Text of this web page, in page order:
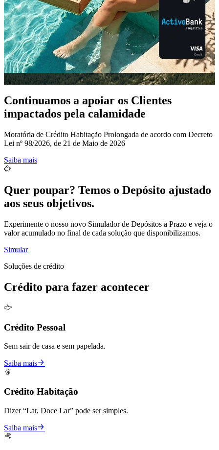
Continuamos a apoiar os Clientes
impactados pela calamidade
Moratória de Crédito Habitação Prolongada de acordo com Decreto
Lei nº 98/2026, de 21 de Maio de 2026
Saiba mais
Quer poupar? Temos o Depósito ajustado
aos seus objetivos.
Experimente o nosso novo Simulador de Depósitos a Prazo e veja o
valor acumulado no final de cada solução que disponibilizamos.
Simular
Soluções de crédito
Crédito para fazer acontecer
Crédito Pessoal
Sem sair de casa e sem papelada.
Saiba mais
Crédito Habitação
Dizer “Lar, Doce Lar” pode ser simples.
Saiba mais